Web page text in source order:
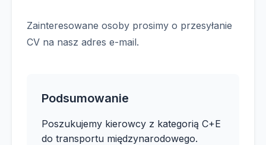
Zainteresowane osoby prosimy o przesyłanie
CV na nasz adres e-mail.
Podsumowanie
Poszukujemy kierowcy z kategorią C+E
do transportu międzynarodowego.